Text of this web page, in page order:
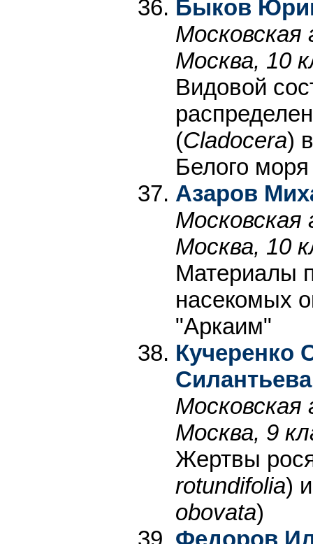
Быков
Московская
Москва, 10
Видовой
(Cladocera)
Белого моря
Азаров
Московская
Москва, 10
Материалы
насекомых
"Аркаим"
Кучеренко
Московская
Москва, 9
Жертвы
rotundifolia)
obovata)
Федоров